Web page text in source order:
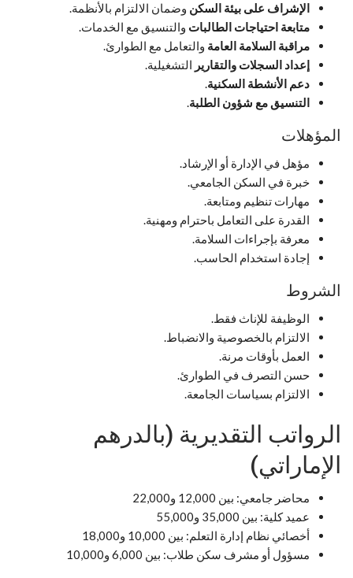
الإشراف على بيئة السكن وضمان الالتزام بالأنظمة.
متابعة احتياجات الطالبات والتنسيق مع الخدمات.
مراقبة السلامة العامة والتعامل مع الطوارئ.
إعداد السجلات والتقارير التشغيلية.
دعم الأنشطة السكنية.
التنسيق مع شؤون الطلبة.
المؤهلات
مؤهل في الإدارة أو الإرشاد.
خبرة في السكن الجامعي.
مهارات تنظيم ومتابعة.
القدرة على التعامل باحترام ومهنية.
معرفة بإجراءات السلامة.
إجادة استخدام الحاسب.
الشروط
الوظيفة للإناث فقط.
الالتزام بالخصوصية والانضباط.
العمل بأوقات مرنة.
حسن التصرف في الطوارئ.
الالتزام بسياسات الجامعة.
الرواتب التقديرية (بالدرهم
الإماراتي)
محاضر جامعي: بين 12,000 و22,000
عميد كلية: بين 35,000 و55,000
أخصائي نظام إدارة التعلم: بين 10,000 و18,000
مسؤول أو مشرف سكن طلاب: بين 6,000 و10,000